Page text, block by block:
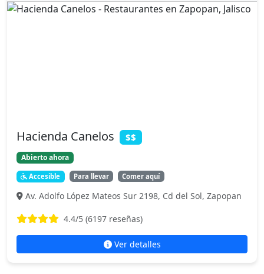
Hacienda Canelos $$
Abierto ahora
Accesible Para llevar Comer aquí
Av. Adolfo López Mateos Sur 2198, Cd del Sol, Zapopan
4.4/5 (6197 reseñas)
Ver detalles